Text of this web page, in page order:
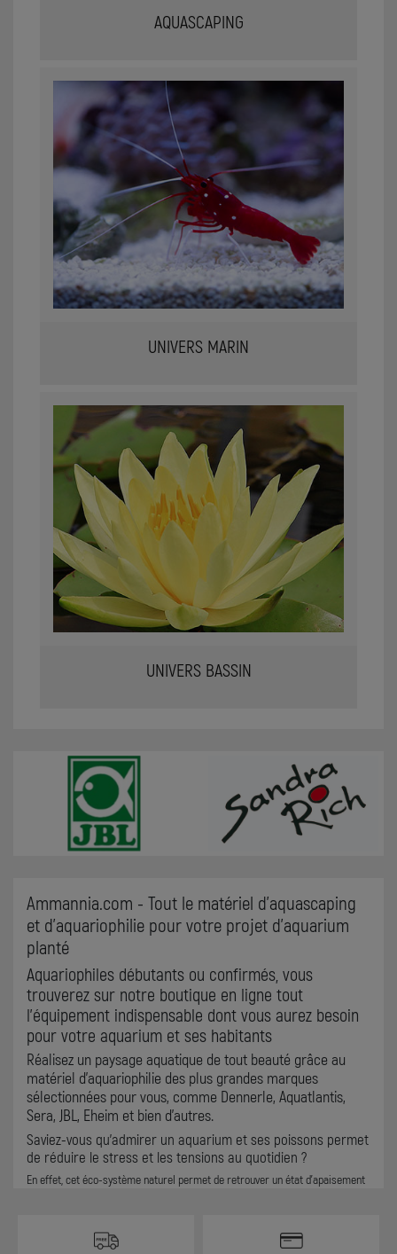
Ammannia.com - Tout le matériel d'aquascaping
et d'aquariophilie pour votre projet d'aquarium
planté
Aquariophiles débutants ou confirmés, vous
trouverez sur notre boutique en ligne tout
l'équipement indispensable dont vous aurez besoin
pour votre aquarium et ses habitants
Réalisez un paysage aquatique de tout beauté grâce au
matériel d'aquariophilie des plus grandes marques
sélectionnées pour vous, comme Dennerle, Aquatlantis,
Sera, JBL, Eheim et bien d'autres.
Saviez-vous qu'admirer un aquarium et ses poissons permet
de réduire le stress et les tensions au quotidien ?
En effet, cet éco-système naturel permet de retrouver un état d'apaisement
pièce principale permet de diffuser une atmosphère de sérénité à tous ses
AQUASCAPING
UNIVERS MARIN
UNIVERS BASSIN